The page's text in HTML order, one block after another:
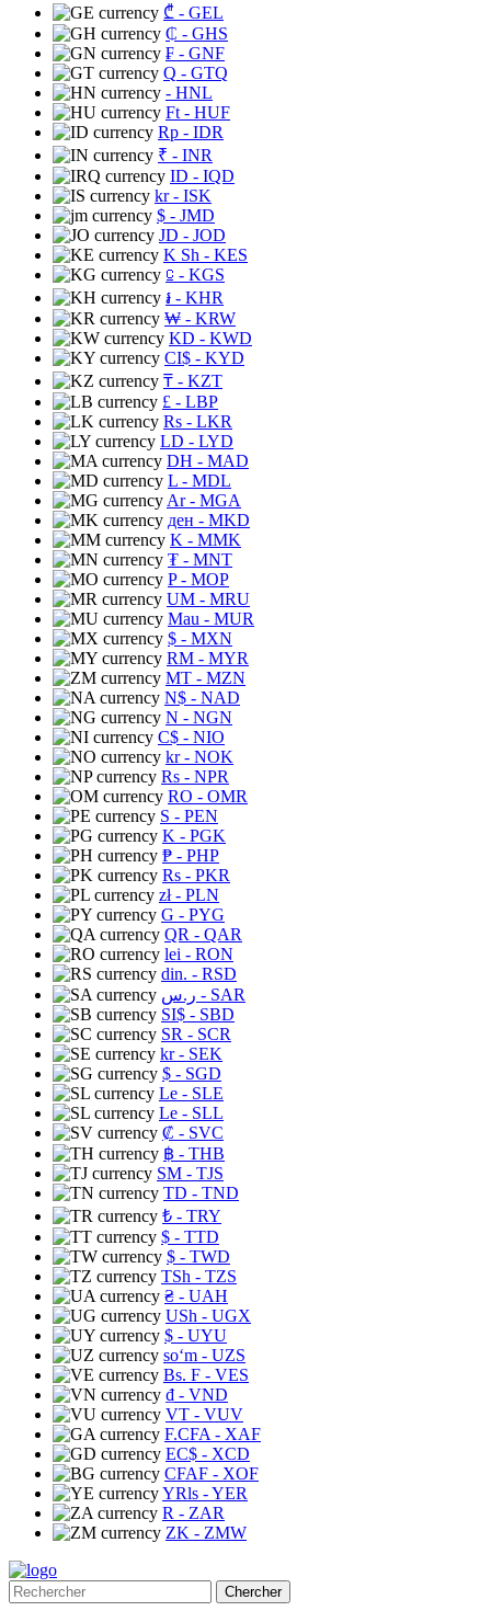
₾ - GEL
₵ - GHS
₣ - GNF
Q - GTQ
- HNL
Ft - HUF
Rp - IDR
₹ - INR
ID - IQD
kr- ISK
$ - JMD
JD - JOD
K Sh - KES
⃀ - KGS
៛ - KHR
₩ - KRW
KD - KWD
CI$ - KYD
₸ - KZT
£ - LBP
Rs - LKR
LD - LYD
DH - MAD
L - MDL
Ar- MGA
ден - MKD
K - MMK
₮ - MNT
P- MOP
UM - MRU
Mau - MUR
$ - MXN
RM - MYR
MT - MZN
N$ - NAD
N - NGN
C$ - NIO
kr- NOK
Rs - NPR
RO - OMR
S - PEN
K - PGK
₱ - PHP
Rs - PKR
zł- PLN
G - PYG
QR - QAR
lei - RON
din. - RSD
ر.س - SAR
SI$ - SBD
SR - SCR
kr- SEK
$ - SGD
Le - SLE
Le - SLL
₡ - SVC
฿ - THB
ЅМ - TJS
TD - TND
₺ - TRY
$ - TTD
$ - TWD
TSh - TZS
₴ - UAH
USh - UGX
$ - UYU
soʻm - UZS
Bs. F - VES
₫ - VND
VT - VUV
F.CFA - XAF
EC$ - XCD
CFAF - XOF
YRls - YER
R - ZAR
ZK - ZMW
Chercher